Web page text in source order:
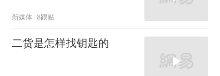
新媒体 8跟贴
二货是怎样找钥匙的